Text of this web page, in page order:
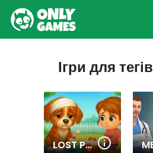
Ігри для тегів
LOST PUPPY RESCUE AND CARE